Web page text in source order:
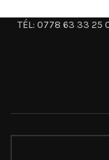
TÉL: 0778 63 33 25